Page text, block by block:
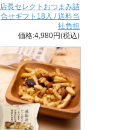
店長セレクトおつまみ詰
合せギフト18入 / 送料当
社負担
価格:4,980円(税込)